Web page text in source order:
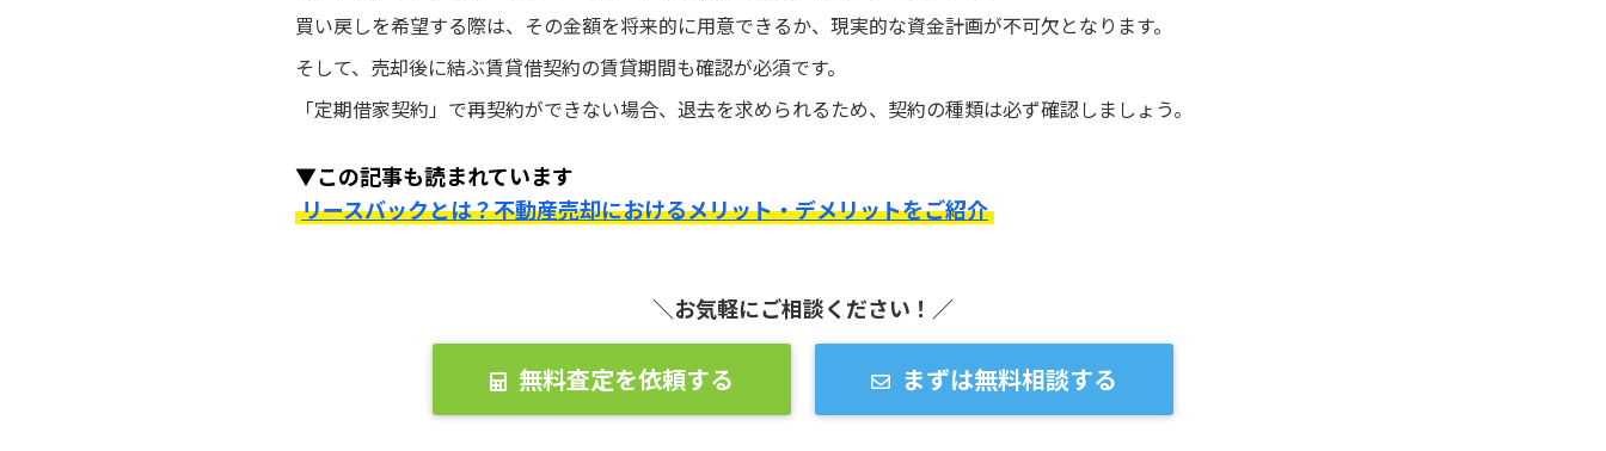
買い戻しを希望する際は、その金額を将来的に用意できるか、現実的な資金計画が不可欠となります。
そして、売却後に結ぶ賃貸借契約の賃貸期間も確認が必須です。
「定期借家契約」で再契約ができない場合、退去を求められるため、契約の種類は必ず確認しましょう。
▼この記事も読まれています
リースバックとは？不動産売却におけるメリット・デメリットをご紹介
＼お気軽にご相談ください！／
無料査定を依頼する まずは無料相談する